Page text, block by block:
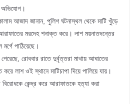
অভিযোগ।
আজাদ জানান, পুলিশ ঘটনাস্থল থেকে মাটি খুঁড়ে
মরদেহ শনাক্ত করে। লাশ ময়নাতদন্তের
পাঠিয়েছে।
রোববার রাতে দুর্বৃত্তরা মাথায় আঘাতের
লাশ ওই স্থানে মাটিচাপা দিয়ে পালিয়ে যায়।
কেন্দ্র করে আরাফাতকে হত্যা করা